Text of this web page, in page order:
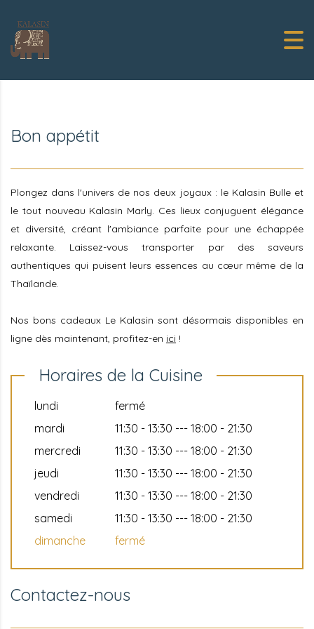
Bon appétit
Plongez dans l'univers de nos deux joyaux : le Kalasin Bulle et
le tout nouveau Kalasin Marly. Ces lieux conjuguent élégance
et diversité, créant l'ambiance parfaite pour une échappée
relaxante. Laissez-vous transporter par des saveurs
authentiques qui puisent leurs essences au cœur même de la
Thaïlande.
Nos bons cadeaux Le Kalasin sont désormais disponibles en
ligne dès maintenant, profitez-en ici !
Horaires de la Cuisine
lundi
fermé
mardi
11:30 - 13:30 --- 18:00 - 21:30
mercredi
11:30 - 13:30 --- 18:00 - 21:30
jeudi
11:30 - 13:30 --- 18:00 - 21:30
vendredi
11:30 - 13:30 --- 18:00 - 21:30
samedi
11:30 - 13:30 --- 18:00 - 21:30
dimanche
fermé
Contactez-nous